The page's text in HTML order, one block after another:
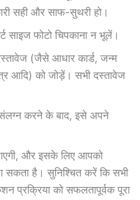
सही और साफ-सुथरी हो।
साइज फोटो चिपकाना न भूलें।
(जैसे आधार कार्ड, जन्म
आदि) को जोड़ें। सभी दस्तावेज
संलग्न करने के बाद, इसे अपने
और इसके लिए आपको
सकता है। सुनिश्चित करें कि सभी
प्रक्रिया को सफलतापूर्वक पूरा